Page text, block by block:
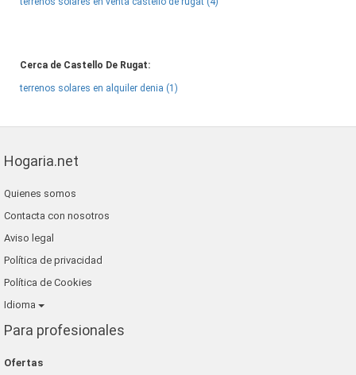
Cerca de Castello De Rugat:
terrenos solares en alquiler denia (1)
Hogaria.net
Quienes somos
Contacta con nosotros
Aviso legal
Política de privacidad
Política de Cookies
Idioma
Para profesionales
Ofertas